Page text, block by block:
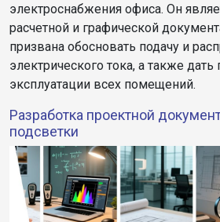
электроснабжения офиса. Он
расчетной и графической
призвана обосновать подачу и
электрического тока, а также дать
эксплуатации всех помещений.
Разработка проектной
подсветки